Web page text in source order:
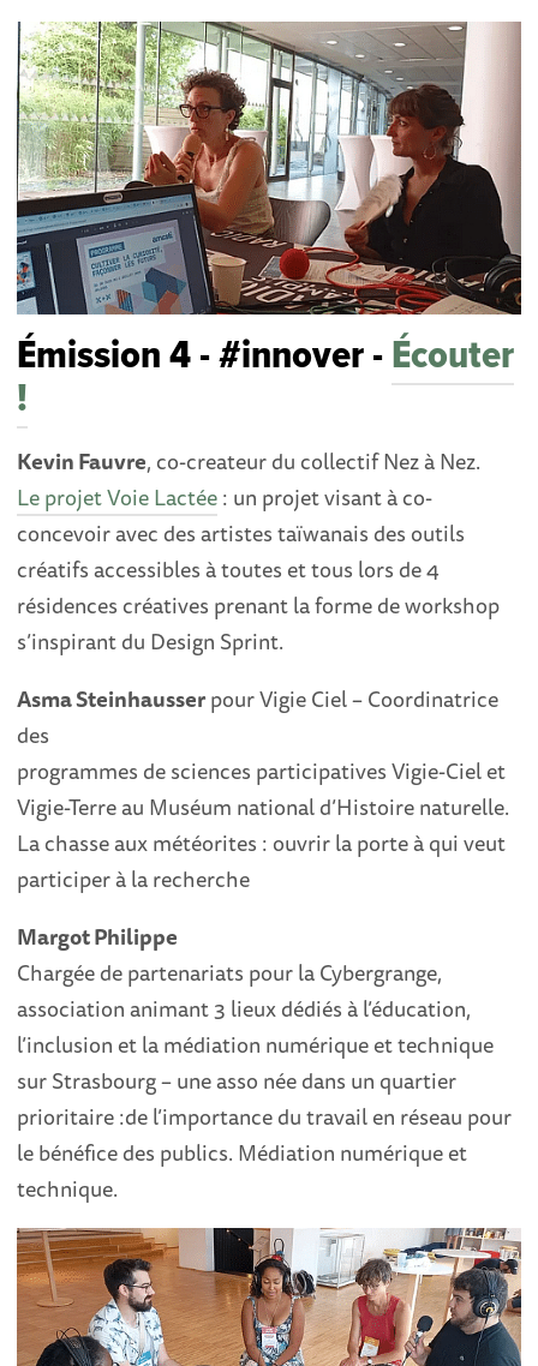
Émission 4 - #innover -Écouter
!
Kevin Fauvre, co-createur du collectif Nez à Nez.
Le projet Voie Lactée: un projet visant à co-
concevoir avec des artistes taïwanais des outils
créatifs accessibles à toutes et tous lors de 4
résidences créatives prenant la forme de workshop
s’inspirant du Design Sprint.
Asma Steinhausserpour Vigie Ciel – Coordinatrice
des
programmes de sciences participatives Vigie-Ciel et
Vigie-Terre au Muséum national d’Histoire naturelle.
La chasse aux météorites : ouvrir la porte à qui veut
participer à la recherche
Margot Philippe
Chargée de partenariats pour la Cybergrange,
association animant 3 lieux dédiés à l’éducation,
l’inclusion et la médiation numérique et technique
sur Strasbourg – une asso née dans un quartier
prioritaire :de l’importance du travail en réseau pour
le bénéfice des publics. Médiation numérique et
technique.